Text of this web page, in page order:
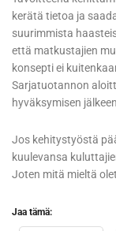
kerätä tietoa ja
suurimmista
että matkustajien
konsepti ei
Sarjatuotannon
hyväksymisen
Jos kehitystyöstä
kuulevansa
Joten mitä mieltä
Jaa tämä: